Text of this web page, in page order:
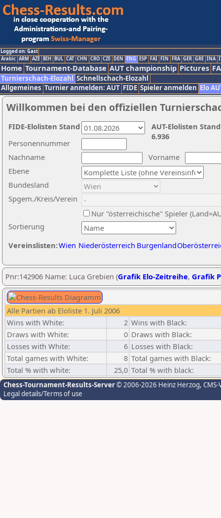
Logged on: Gast
Arabic ARM AZE BIH BUL CAT CHN CRO CZE DEN ENG ESP FAI FIN FRA GER GRE INA
Home Tournament-Database AUT championship Pictures
Turnierschach-Elozahl Schnellschach-Elozahl
Allgemeines Turnier anmelden: AUT FIDE Spieler anmelden Elo
Willkommen bei den offiziellen
Nachname
Vorname
Ebene
Sortierung
Personennummer
Bundesland
Spgem./Kreis/Verein
Nur "österreichische" Spieler
Vereinslisten:Wien Niederösterreich Burgenland
AUT-Elolisten
6.936
FIDE-Elolisten Stand
Pnr:142906 Name: Luca Grebien (Grafik Elo-Zeitreihe, Grafik
Alle Partien ab Eloliste 1. Juli 2006
Wins with White:
2 Wins with Black:
Draws with White:
0 Draws with Black:
Losses with White:
6 Losses with Black:
Total games with White:
8 Total games with Black:
Total % with white:
25,0 Total % with black:
Chess-Tournament-Results-Server© 2006-2026 Heinz Herzog,
Legal details/Terms of use